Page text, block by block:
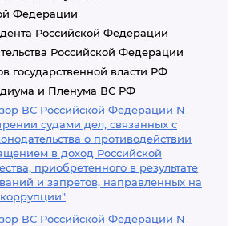
Федерации
Российской Федерации
Российской Федерации
государственной власти РФ
и Пленума ВС РФ
ВС Российской Федерации N
судами дел, связанных с
о противодействии
в доход Российской
приобретенного в результате
и запретов, направленных на
ВС Российской Федерации N